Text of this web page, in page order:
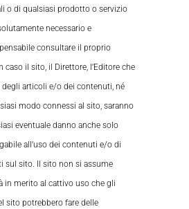
o di qualsiasi prodotto o servizio
necessario e
consultare il proprio
caso il sito, il Direttore, l’Editore che
degli articoli e/o dei contenuti, né
modo connessi al sito, saranno
eventuale danno anche solo
all’uso dei contenuti e/o di
sul sito. Il sito non si assume
in merito al cattivo uso che gli
sito potrebbero fare delle